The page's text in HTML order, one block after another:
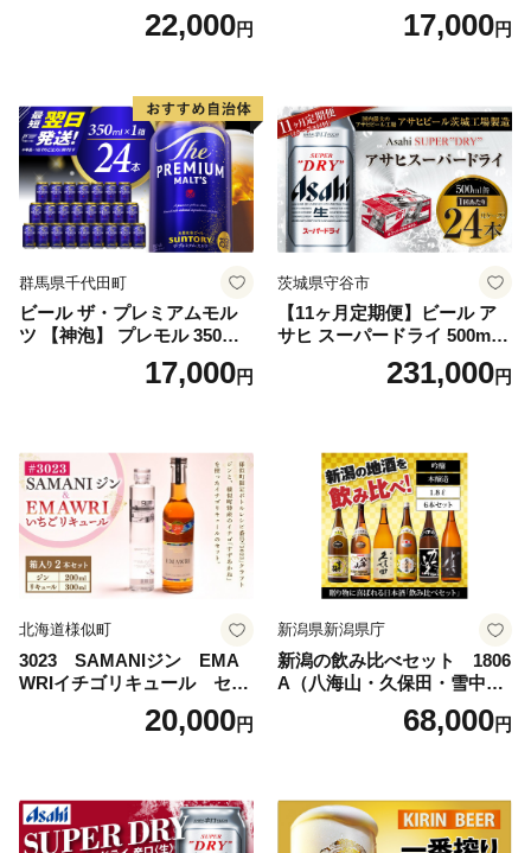
ツ 350ml×24本 プレモル [149
22,000円 17,000円
群馬県千代田町
ビール ザ・プレミアムモル
ツ 【神泡】 プレモル 350ml
× 24本 サントリー〈天然水の
ビール工場〉群馬※沖縄・離
17,000円
茨城県守谷市
【11ヶ月定期便】ビール ア
サヒ スーパードライ 500ml 2
4本 1ケース×11ヶ月 | アサヒ
ビール 究極の辛口 酒 お酒 ア
uper dry 11回 缶ビール 缶 ギ
フト 内祝い 茨城県守谷市 送
料無料
231,000円
北海道様似町
3023 SAMANIジン EMA
WRIイチゴリキュール セッ
ト（箱入り）【大人の味 酒
お酒 洋酒 スピリッツ クラフ
セット 詰め合わせ カクテル
ソーダ割り アルコール ロッ
ク ソーダ ジントニック 】
20,000円
新潟県新潟県庁
新潟の飲み比べセット 1806
A（八海山・久保田・雪中
梅・越乃寒梅・かたふね・千
68,000円